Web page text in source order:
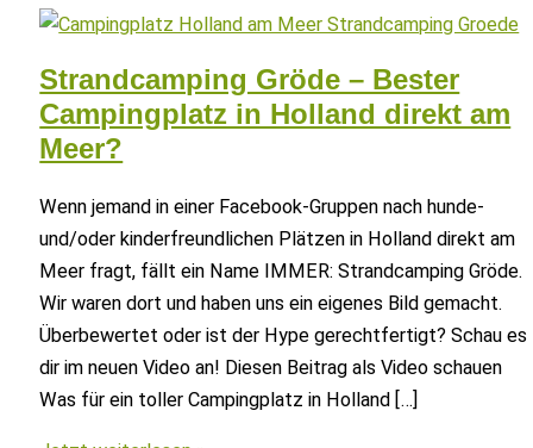
Strandcamping Gröde – Bester
Campingplatz in Holland direkt am
Meer?
Wenn jemand in einer Facebook-Gruppen nach hunde-
und/oder kinderfreundlichen Plätzen in Holland direkt am
Meer fragt, fällt ein Name IMMER: Strandcamping Gröde.
Wir waren dort und haben uns ein eigenes Bild gemacht.
Überbewertet oder ist der Hype gerechtfertigt? Schau es
dir im neuen Video an! Diesen Beitrag als Video schauen
Was für ein toller Campingplatz in Holland […]